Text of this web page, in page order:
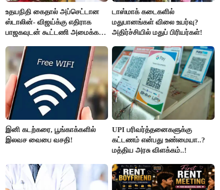
உதயநிதி கைதால் அப்செட்டான
ஸ்டாலின்- விஜய்க்கு எதிராக
பாஜகவுடன் கூட்டணி அமைக்க
டாஸ்மாக் கடைகளில்
மதுபானங்கள் விலை உயர்வு?
அதிர்ச்சியில் மதுப் பிரியர்கள்!
இனி கடற்கரை, பூங்காக்களில்
இலவச வைபை வசதி!
UPI பரிவர்த்தனைகளுக்கு
கட்டணம் என்பது உண்மையா..?
மத்திய அரசு விளக்கம்..!